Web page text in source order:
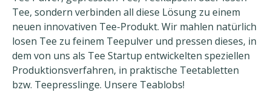
Tee, sondern verbinden all diese Lösung zu einem
neuen innovativen Tee-Produkt. Wir mahlen natürlich
losen Tee zu feinem Teepulver und pressen dieses, in
dem von uns als Tee Startup entwickelten speziellen
Produktionsverfahren, in praktische Teetabletten
bzw. Teepresslinge. Unsere Teablobs!